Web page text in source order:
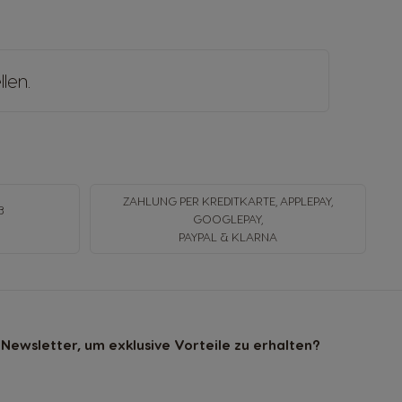
ZAHLUNG PER KREDITKARTE, APPLEPAY,
GOOGLEPAY,
PAYPAL & KLARNA
um exklusive Vorteile zu erhalten?